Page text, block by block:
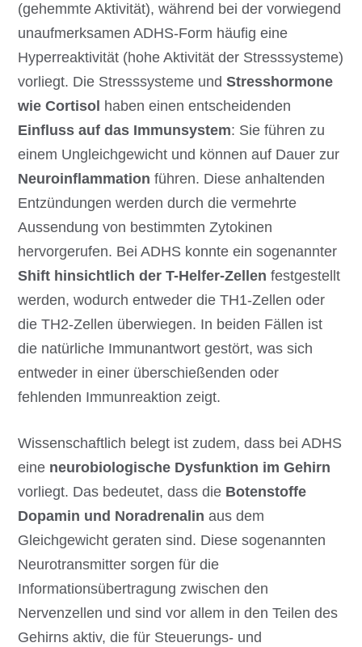
(gehemmte Aktivität), während bei der vorwiegend
unaufmerksamen ADHS-Form häufig eine
Hyperreaktivität (hohe Aktivität der Stresssysteme)
vorliegt. Die Stresssysteme undStresshormone
wie Cortisol haben einen entscheidenden
Einfluss auf das Immunsystem: Sie führen zu
einem Ungleichgewicht und können auf Dauer zur
Neuroinflammation führen. Diese anhaltenden
Entzündungen werden durch die vermehrte
Aussendung von bestimmten Zytokinen
hervorgerufen. Bei ADHS konnte ein sogenannter
Shift hinsichtlich der T-Helfer-Zellen festgestellt
werden, wodurch entweder die TH1-Zellen oder
die TH2-Zellen überwiegen. In beiden Fällen ist
die natürliche Immunantwort gestört, was sich
entweder in einer überschießenden oder
fehlenden Immunreaktion zeigt.
Wissenschaftlich belegt ist zudem, dass bei ADHS
eine neurobiologische Dysfunktion im Gehirn
vorliegt. Das bedeutet, dass die Botenstoffe
Dopamin und Noradrenalin aus dem
Gleichgewicht geraten sind. Diese sogenannten
Neurotransmitter sorgen für die
Informationsübertragung zwischen den
Nervenzellen und sind vor allem in den Teilen des
Gehirns aktiv, die für Steuerungs- und